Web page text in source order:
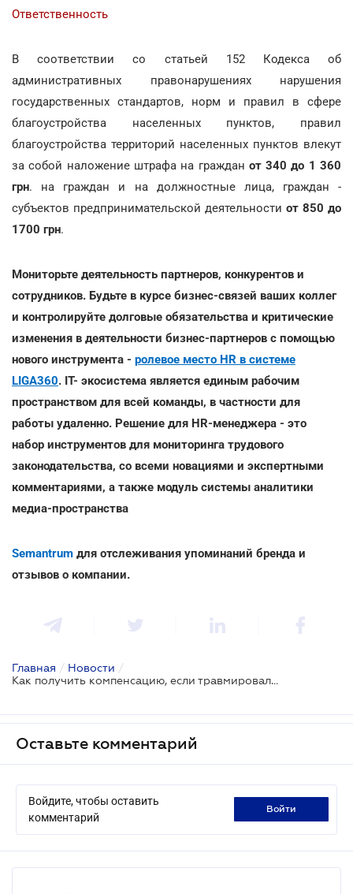
Ответственность
В соответствии со статьей 152 Кодекса об
административных правонарушениях нарушения
государственных стандартов, норм и правил в сфере
благоустройства населенных пунктов, правил
благоустройства территорий населенных пунктов влекут
за собой наложение штрафа на граждан от 340 до 1 360
грн. на граждан и на должностные лица, граждан -
субъектов предпринимательской деятельности от 850 до
1700 грн.
Мониторьте деятельность партнеров, конкурентов и
сотрудников. Будьте в курсе бизнес-связей ваших коллег
и контролируйте долговые обязательства и критические
изменения в деятельности бизнес-партнеров с помощью
нового инструмента - ролевое место HR в системе
LIGA360. IT- экосистема является единым рабочим
пространством для всей команды, в частности для
работы удаленно. Решение для HR-менеджера - это
набор инструментов для мониторинга трудового
законодательства, со всеми новациями и экспертными
комментариями, а также модуль системы аналитики
медиа-пространства
Semantrum для отслеживания упоминаний бренда и
отзывов о компании.
Главная / Новости /
Как получить компенсацию, если травмировались на улице во время гололеда
Оставьте комментарий
Войдите, чтобы оставить
комментарий
войти